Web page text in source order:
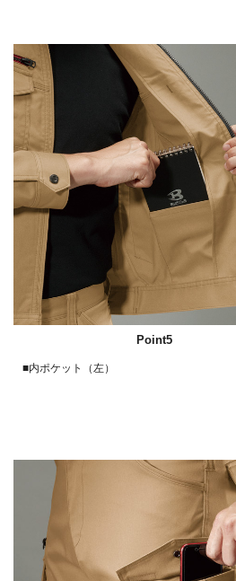
Point5
■内ポケット（左）